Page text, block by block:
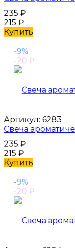
235 ₽
215 ₽
Купить
-9%
-20 ₽
Артикул: 6283
Свеча
235 ₽
215 ₽
Купить
-9%
-20 ₽